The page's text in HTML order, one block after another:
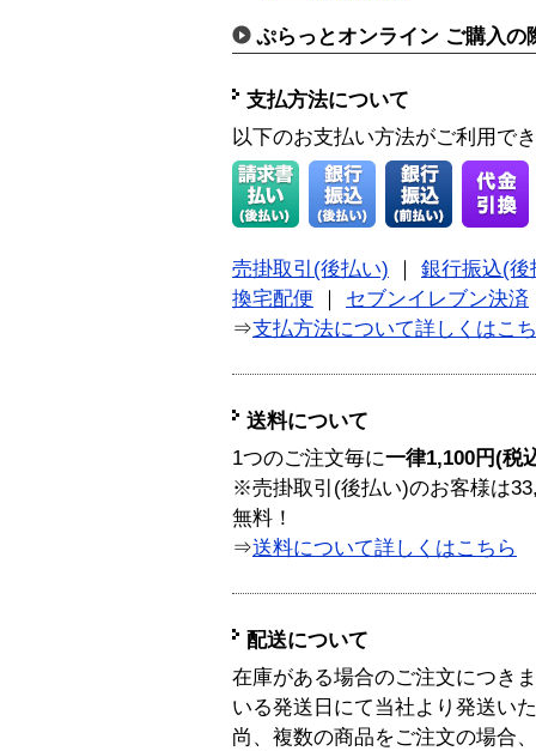
ぷらっとオンライン ご購入の
支払方法について
以下のお支払い方法がご利用で
売掛取引(後払い)
銀行振込(後
換宅配便
セブンイレブン決済
⇒支払方法について詳しくはこ
送料について
1つのご注文毎に一律1,100円(税
※売掛取引(後払い)のお客様は
無料！
⇒送料について詳しくはこちら
配送について
在庫がある場合のご注文につき
いる発送日にて当社より発送い
尚、複数の商品をご注文の場合